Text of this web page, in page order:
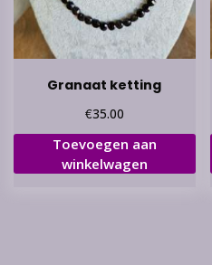
Granaat ketting
€35.00
Toevoegen aan
winkelwagen